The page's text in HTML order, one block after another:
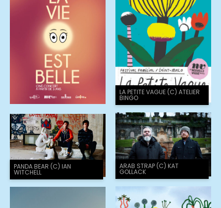
LA PETITE VAGUE (C) ATELIER
BINGO
ARAB STRAP (C) KAT
GOLLACK
PANDA BEAR (C) IAN
WITCHELL